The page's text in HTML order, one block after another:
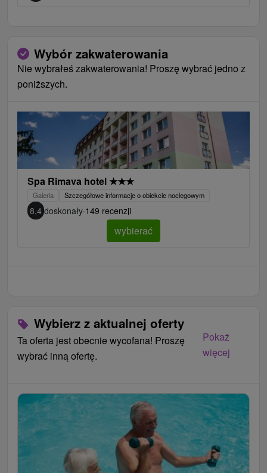
Wybór zakwaterowania
Nie wybrałeś zakwaterowania! Proszę wybrać jedno z
poniższych.
Spa Rimava hotel ★★★
Galeria Szczegółowe informacje o obiekcie noclegowym
8,4 doskonały·149 recenzji
wybierać
Wybierz z aktualnej oferty
Ta oferta jest obecnie wycofana! Proszę
wybrać inną ofertę.
Pokaż
więcej